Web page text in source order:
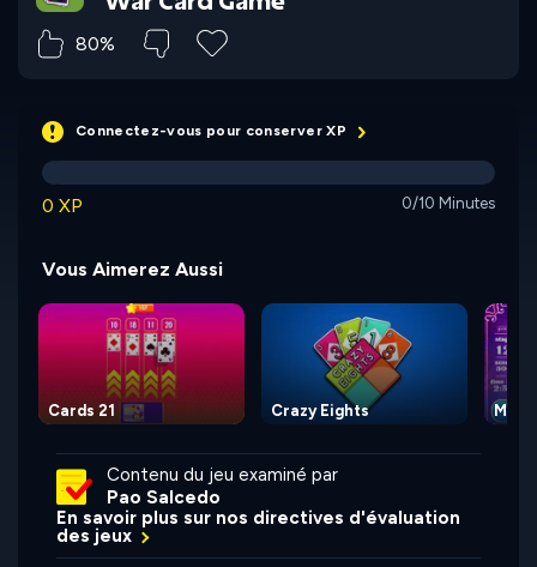
80%
Connectez-vous pour conserver XP
0 XP 0/10 Minutes
Vous Aimerez Aussi
Cards 21 Crazy Eights
Contenu du jeu examiné par
Pao Salcedo
En savoir plus sur nos directives d'évaluation
des jeux